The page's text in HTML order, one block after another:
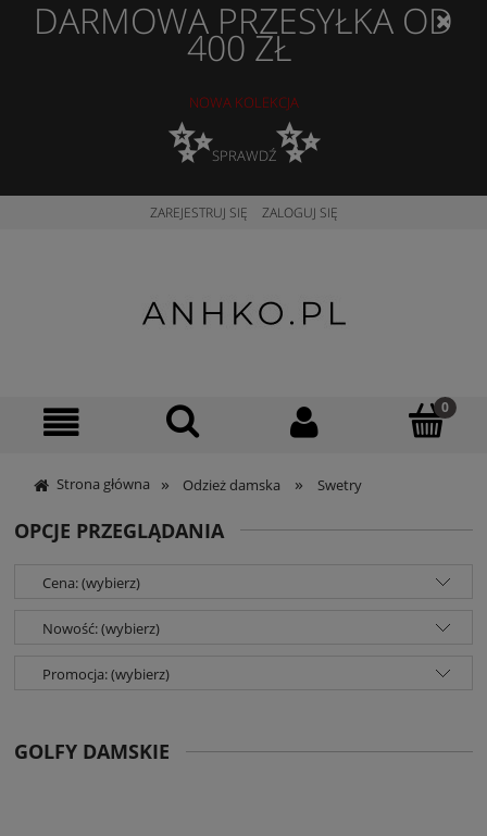
DARMOWA PRZESYŁKA OD
400 ZŁ
NOWA KOLEKCJA
✨SPRAWDŹ✨
ZAREJESTRUJ SIĘ ZALOGUJ SIĘ
Strona główna » Odzież damska » Swetry
OPCJE PRZEGLĄDANIA
Cena: (wybierz)
Nowość: (wybierz)
Promocja: (wybierz)
GOLFY DAMSKIE